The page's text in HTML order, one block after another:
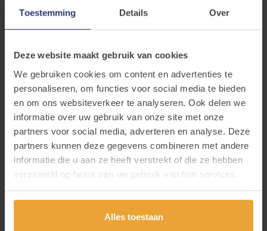
Toestemming Details Over
Deze website maakt gebruik van cookies
We gebruiken cookies om content en advertenties te
personaliseren, om functies voor social media te bieden
en om ons websiteverkeer te analyseren. Ook delen we
informatie over uw gebruik van onze site met onze
partners voor social media, adverteren en analyse. Deze
partners kunnen deze gegevens combineren met andere
informatie die u aan ze heeft verstrekt of die ze hebben
verzameld op basis van uw gebruik van hun services.
Alles toestaan
Transitieleeftijd als
ontwikkelingsfase
De overgang naar volwassenheid brengt
voor elk jongere uitdagingen met zich
kwetsbaar zijn, is die periode nog
complexer. In deze workshop krijg je een
Dinsdag 15/12/2026